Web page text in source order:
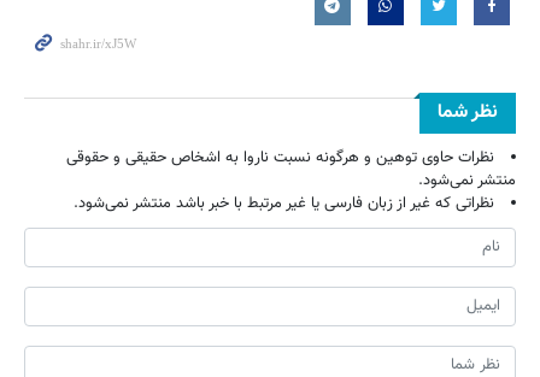
نظر شما
نظرات حاوی توهین و هرگونه نسبت ناروا به اشخاص حقیقی و حقوقی
منتشر نمی‌شود.
نظراتی که غیر از زبان فارسی یا غیر مرتبط با خبر باشد منتشر نمی‌شود.